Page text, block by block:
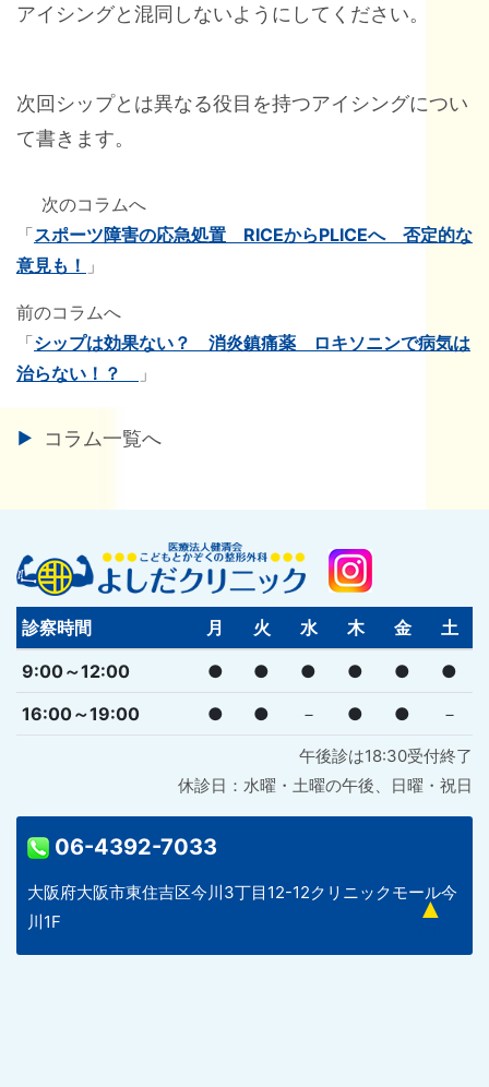
アイシングと混同しないようにしてください。
次回シップとは異なる役目を持つアイシングについ
て書きます。
次のコラムへ
「スポーツ障害の応急処置 RICEからPLICEへ 否定的な
意見も！ 」
前のコラムへ
「シップは効果ない？ 消炎鎮痛薬 ロキソニンで病気は
治らない！？
」
コラム一覧へ
診察時間 月 火 水 木 金
土
9:00～12:00
● ● ● ● ●
●
16:00～19:00
● ● － ● ● －
午後診は18:30受付終了
休診日：水曜・土曜の午後、日曜・祝日
06-4392-7033
大阪府大阪市東住吉区今川3丁目12-12クリニックモール今
川1F